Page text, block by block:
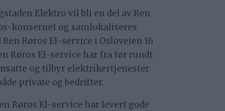
Elektro vil bli en del av Ren
konsernet og samlokaliseres
Ren Røros El-service i Osloveien 16
Røros El-service har fra før rundt
og tilbyr elektrikertjenester
private og bedrifter.
Røros El-service har levert gode